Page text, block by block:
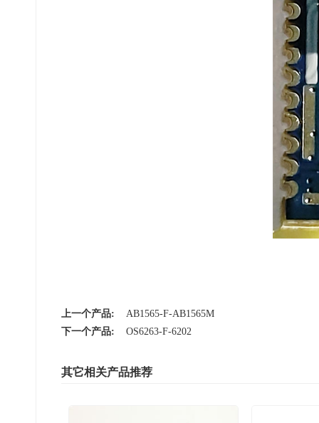
上一个产品:
AB1565-F-AB1565M
下一个产品:
OS6263-F-6202
其它相关产品推荐